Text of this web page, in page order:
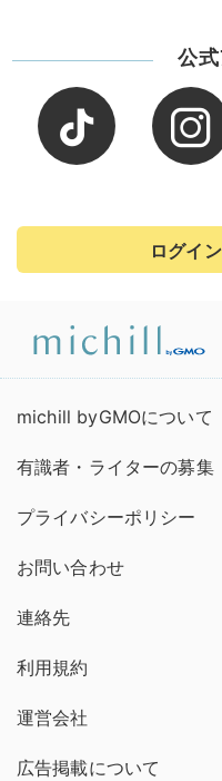
公式
ログイ
michill byGMOについて
有識者・ライターの募集
プライバシーポリシー
お問い合わせ
連絡先
利用規約
運営会社
広告掲載について